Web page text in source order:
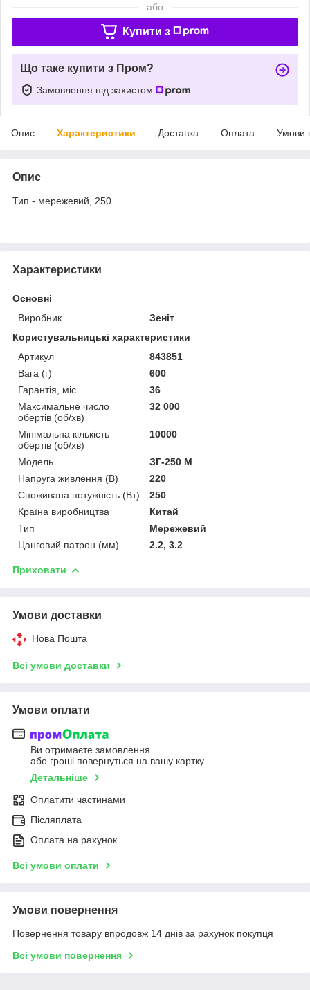
або
Купити з
Що таке купити з Пром?
Замовлення під захистом
Опис Характеристики Доставка Оплата Умови
Опис
Тип - мережевий, 250
Характеристики
Основні
Виробник
Зеніт
Користувальницькі характеристики
Артикул
843851
Вага (г)
600
Гарантія, міс
36
Максимальне число
обертів (об/хв)
32 000
Мінімальна кількість
обертів (об/хв)
10000
Мoдель
ЗГ-250 М
Напруга живлення (В)
220
Споживана потужність (Вт)
250
Країна виробництва
Китай
Тип
Мережевий
Цанговий патрон (мм)
2.2, 3.2
Приховати
Умови доставки
Нова Пошта
Всі умови доставки
Умови оплати
Ви отримаєте замовлення
або гроші повернуться на вашу картку
Детальніше
Оплатити частинами
Післяплата
Оплата на рахунок
Всі умови оплати
Умови повернення
Повернення товару впродовж 14 днів за рахунок покупця
Всі умови повернення